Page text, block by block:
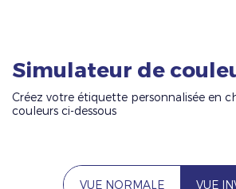
Simulateur de
Créez votre étiquette personnalisée en
couleurs ci-dessous
VUE NORMALE VUE